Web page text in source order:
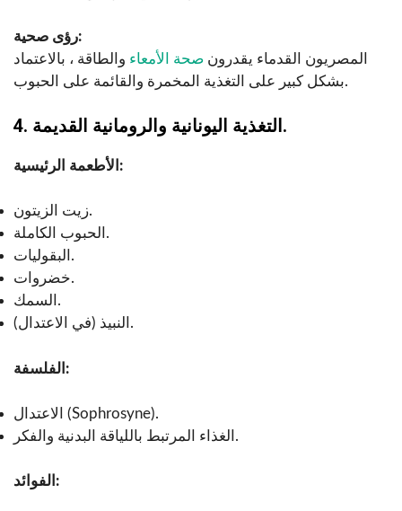
رؤى صحية:
المصريون القدماء يقدرون صحة الأمعاء والطاقة ، بالاعتماد
بشكل كبير على التغذية المخمرة والقائمة على الحبوب.
4. التغذية اليونانية والرومانية القديمة.
الأطعمة الرئيسية:
زيت الزيتون.
الحبوب الكاملة.
البقوليات.
خضروات.
السمك.
النبيذ (في الاعتدال).
الفلسفة:
الاعتدال (Sophrosyne).
الغذاء المرتبط باللياقة البدنية والفكر.
الفوائد: